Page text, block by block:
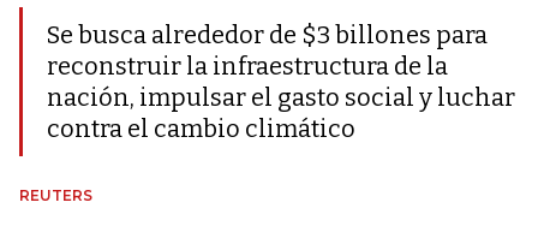
Se busca alrededor de $3 billones para
reconstruir la infraestructura de la
nación, impulsar el gasto social y luchar
contra el cambio climático
REUTERS